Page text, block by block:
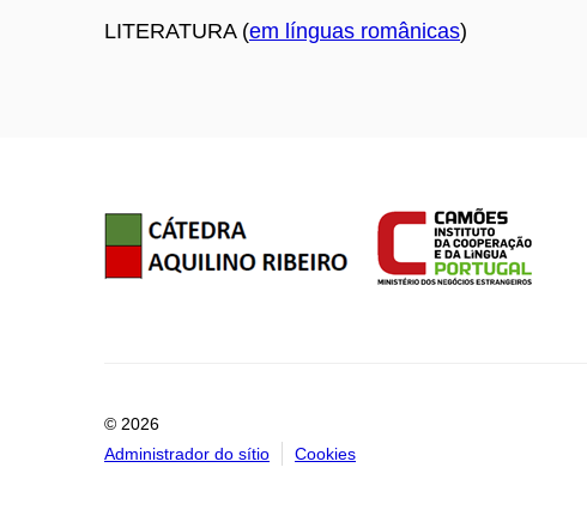
LITERATURA (em línguas românicas)
© 2026
Administrador do sítio
Cookies